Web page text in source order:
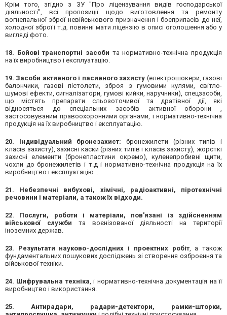
Крім того, згідно з ЗУ "Про ліцензування видів господарської
діяльності", всі пропозиції щодо виготовлення та ремонту
вогнепальної зброї невійськового призначення і боєприпасів до неї,
холодної зброї і т.д. повинні мати ліцензію в описі оголошення або у
вигляді фото.
18. Бойові транспортні засоби та нормативно-технічна продукція
на їх виробництво і експлуатацію.
19. Засоби активного і пасивного захисту (електрошокери, газові
балончики, газові пістолети, зброя з гумовими кулями, світло-
шумові ефекти, сигналізатори, гумові кийки, наручники), спецзасоби,
що містять препарати сльозоточивої та дратівної дії, які
відносяться до спеціальних засобів активної оборони ,
застосовуваним правоохоронними органами, і нормативно-технічна
продукція на їх виробництво і експлуатацію.
20. Індивідуальний бронезахист: бронежилети (різних типів і
класів захисту), захисні каски (різних типів і класів захисту), жорсткі
захисні елементи (бронепластини окремо), куленепробивні щити,
чохли до бронежилетів і т.д і нормативно-технічна продукція на їх
виробництво і експлуатацію ..
21. Небезпечні вибухові, хімічні, радіоактивні, піротехнічні
речовини і матеріали, а також їх відходи.
22. Послуги, роботи і матеріали, пов'язані із здійсненням
військової служби та воєнізованої діяльності на території
іноземних держав.
23. Результати науково-дослідних і проектних робіт, а також
фундаментальних пошукових досліджень зі створення озброєння та
військової техніки.
24. Шифрувальна техніка, і нормативно-технічна документація на її
виробництво і використання.
25. Антирадари, радари-детектори, рамки-шторки,